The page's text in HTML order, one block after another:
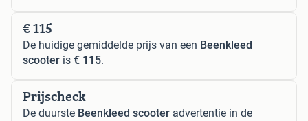
€ 115
De huidige gemiddelde prijs van een Beenkleed
scooter is € 115.
Prijscheck
De duurste Beenkleed scooter advertentie in de